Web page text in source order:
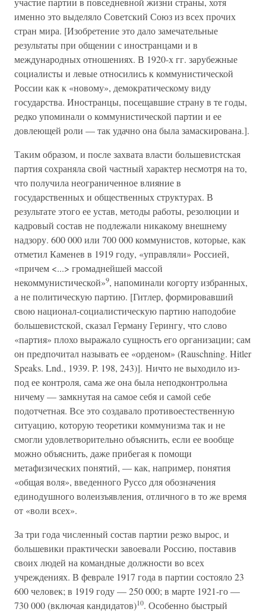
именно это выделяло Советский Союз из всех прочих
стран мира. [Изобретение это дало замечательные
результаты при общении с иностранцами и в
международных отношениях. В 1920-х гг. зарубежные
социалисты и левые относились к коммунистической
России как к «новому», демократическому виду
государства. Иностранцы, посещавшие страну в те годы,
редко упоминали о коммунистической партии и ее
довлеющей роли — так удачно она была замаскирована.].
Таким образом, и после захвата власти большевистская
партия сохраняла свой частный характер несмотря на то,
что получила неограниченное влияние в
государственных и общественных структурах. В
результате этого ее устав, методы работы, резолюции и
кадровый состав не подлежали никакому внешнему
надзору. 600 000 или 700 000 коммунистов, которые, как
отметил Каменев в 1919 году, «управляли» Россией,
«причем <...> громаднейшей массой
некоммунистической»9, напоминали когорту избранных,
а не политическую партию. [Гитлер, формировавший
свою национал-социалистическую партию наподобие
большевистской, сказал Герману Герингу, что слово
«партия» плохо выражало сущность его организации; сам
он предпочитал называть ее «орденом» (Rauschning. Hitler
Speaks. Lnd., 1939. P. 198, 243)]. Ничто не выходило из-
под ее контроля, сама же она была неподконтрольна
ничему — замкнутая на самое себя и самой себе
подотчетная. Все это создавало противоестественную
ситуацию, которую теоретики коммунизма так и не
смогли удовлетворительно объяснить, если ее вообще
можно объяснить, даже прибегая к помощи
метафизических понятий, — как, например, понятия
«общая воля», введенного Руссо для обозначения
единодушного волеизъявления, отличного в то же время
от «воли всех».
За три года численный состав партии резко вырос, и
большевики практически завоевали Россию, поставив
своих людей на командные должности во всех
учреждениях. В феврале 1917 года в партии состояло 23
600 человек; в 1919 году — 250 000; в марте 1921-го —
730 000 (включая кандидатов)10. Особенно быстрый